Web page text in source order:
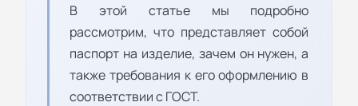
В этой статье мы подробно
рассмотрим, что представляет собой
паспорт на изделие, зачем он нужен, а
также требования к его оформлению в
соответствии с ГОСТ.